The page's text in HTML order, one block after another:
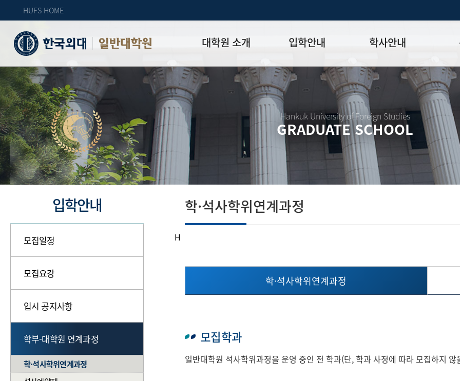
HUFS HOME
일반대학원 대학원 소개
원장인사
연혁
주임교수 연락처
자체 평가
입학안내
모집일정
모집요강
입시 공지사항
학부-대학원 연계과정
석·박사 통합 학위과정
박사후 연구과정
학사안내
학사일정표
강의시간표
수업
학적
장학
외국어시험
종합시험
제 규정
학위논
논문작
양식함
논문지도_
학위논
연구윤
연구윤
연구윤리
Hankuk University of Foreign Studies
GRADUATE SCHOOL
입학안내
모집일정
모집요강
입시 공지사항
학부-대학원 연계과정
학·석사학위연계과정
H
학·석사학위연계과정
학·석사학위연계과정
모집학과
일반대학원 석사학위과정을 운영 중인 전 학과(단, 학과 사정에 따라 모집하지